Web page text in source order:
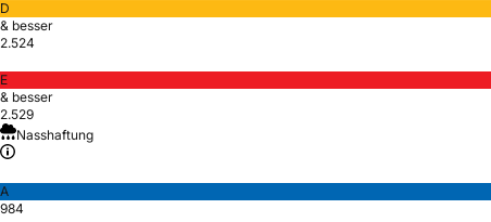
D
& besser
2.524
E
& besser
2.529
Nasshaftung
A
984